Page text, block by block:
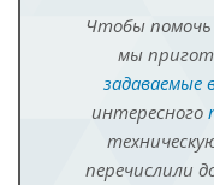
Чтобы
мы
задаваемые
интересного
перечислили